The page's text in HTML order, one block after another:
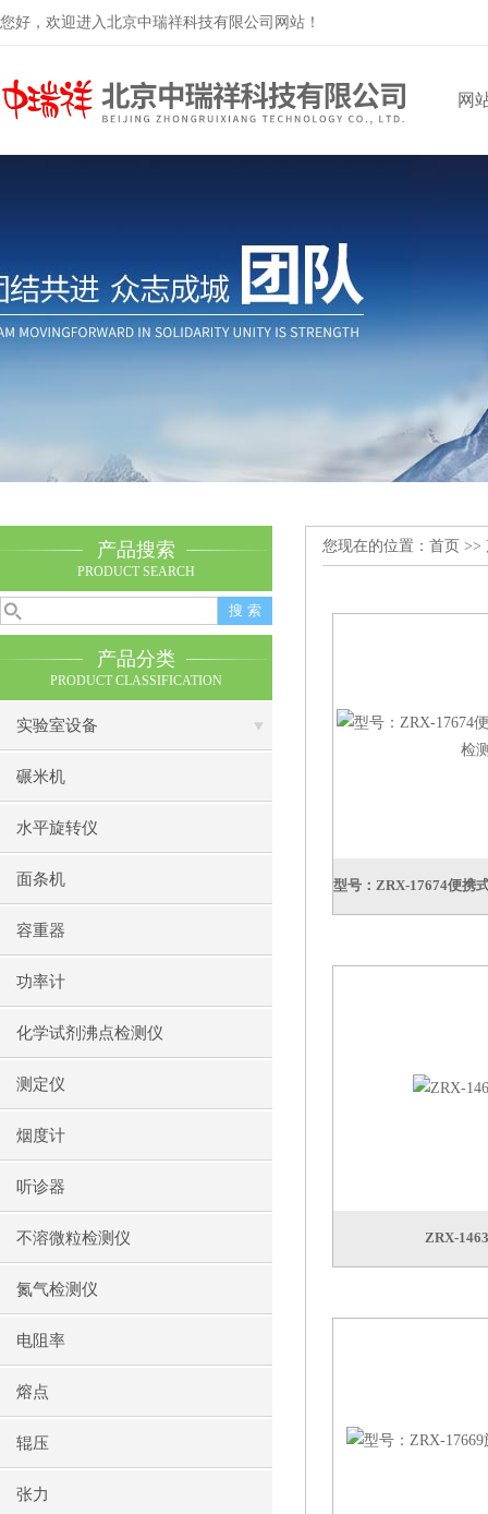
您好，欢迎进入北京中瑞祥科技有限公司网站！
网
产品搜索
PRODUCT SEARCH
产品分类
PRODUCT CLASSIFICATION
实验室设备
碾米机
水平旋转仪
面条机
容重器
功率计
化学试剂沸点检测仪
测定仪
烟度计
听诊器
不溶微粒检测仪
氮气检测仪
电阻率
熔点
辊压
张力
您现在的位置： 首页 >>
ZRX-